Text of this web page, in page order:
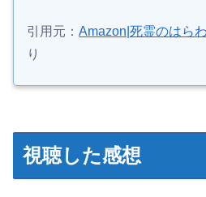
引用元： Amazon|死霊のはら
り
視聴した感想